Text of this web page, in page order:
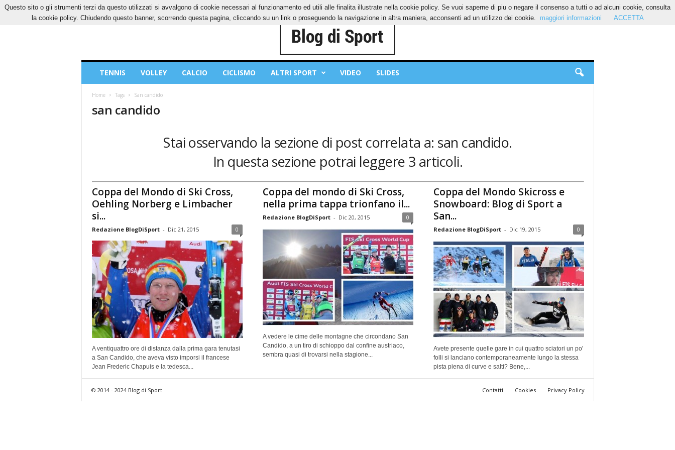
VENERDÌ, 7 AGOSTO 2026 CONTATTI COOKIES PRIVACY POLICY
Sport
TENNIS VOLLEY CALCIO CICLISMO ALTRI SPORT VIDEO SLIDES
Home Tags San candido
san candido
Stai osservando la sezione di post correlata a: san candido.
In questa sezione potrai leggere 3 articoli.
Coppa del Mondo di Ski Cross,
Oehling Norberg e Limbacher
si...
Redazione BlogDiSport - Dic 21, 2015 0
A ventiquattro ore di distanza dalla prima gara tenutasi
a San Candido, che aveva visto imporsi il francese
Jean Frederic Chapuis e la tedesca...
Coppa del mondo di Ski Cross,
nella prima tappa trionfano il...
Redazione BlogDiSport - Dic 20, 2015 0
A vedere le cime delle montagne che circondano San
Candido, a un tiro di schioppo dal confine austriaco,
sembra quasi di trovarsi nella stagione...
Coppa del Mondo Skicross e
Snowboard: Blog di Sport a
San...
Redazione BlogDiSport - Dic 19, 2015 0
Avete presente quelle gare in cui quattro sciatori un po'
folli si lanciano contemporaneamente lungo la stessa
pista piena di curve e salti? Bene,...
Contatti Cookies Privacy Policy
© 2014 - 2024 Blog di Sport
Questo sito o gli strumenti terzi da questo utilizzati si avvalgono di cookie necessari al funzionamento ed utili alle finalita illustrate nella cookie policy. Se vuoi saperne di piu o negare il consenso a tutti o ad alcuni cookie, consulta
la cookie policy. Chiudendo questo banner, scorrendo questa pagina, cliccando su un link o proseguendo la navigazione in altra maniera, acconsenti ad un utilizzo dei cookie.
maggiori informazioni ACCETTA